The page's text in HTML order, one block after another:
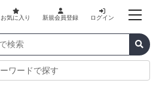
お気に入り 新規会員登録 ログイン
ワードで探す